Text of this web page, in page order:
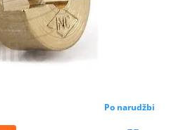
Po narudžbi